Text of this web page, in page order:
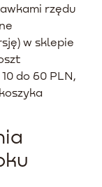
rzędu
w sklepie
do 60 PLN,